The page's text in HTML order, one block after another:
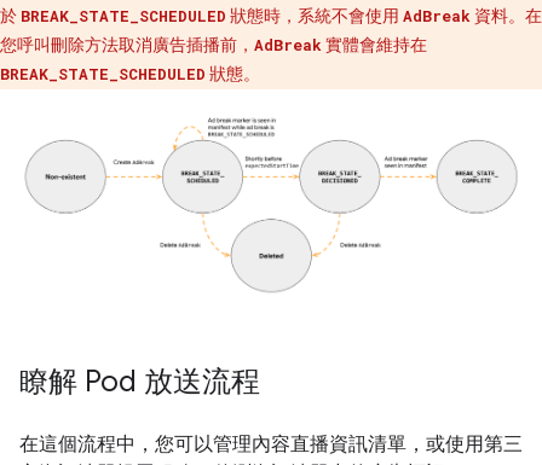
於 BREAK_STATE_SCHEDULED 狀態時，系統不會使用 AdBreak 資料。在
您呼叫刪除方法取消廣告插播前， AdBreak 實體會維持在
BREAK_STATE_SCHEDULED 狀態。
瞭解 Pod 放送流程
在這個流程中，您可以管理內容直播資訊清單，或使用第三